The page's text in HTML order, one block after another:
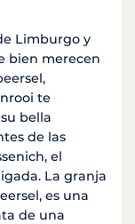
Limburgo y
bien merecen
te
bella
de las
el
La granja
es una
de una